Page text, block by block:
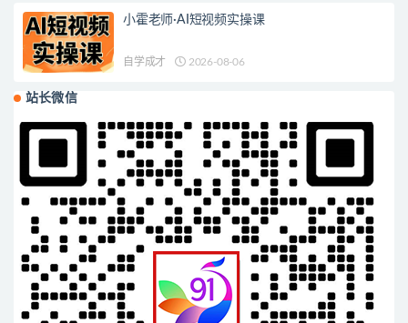
小霍老师·AI短视频实操课
自学成才 2026-08-06
站长微信